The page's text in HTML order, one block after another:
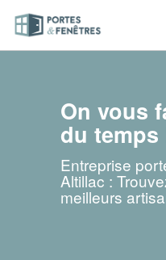
On vous
du temps
Entreprise
Altillac :
meilleurs